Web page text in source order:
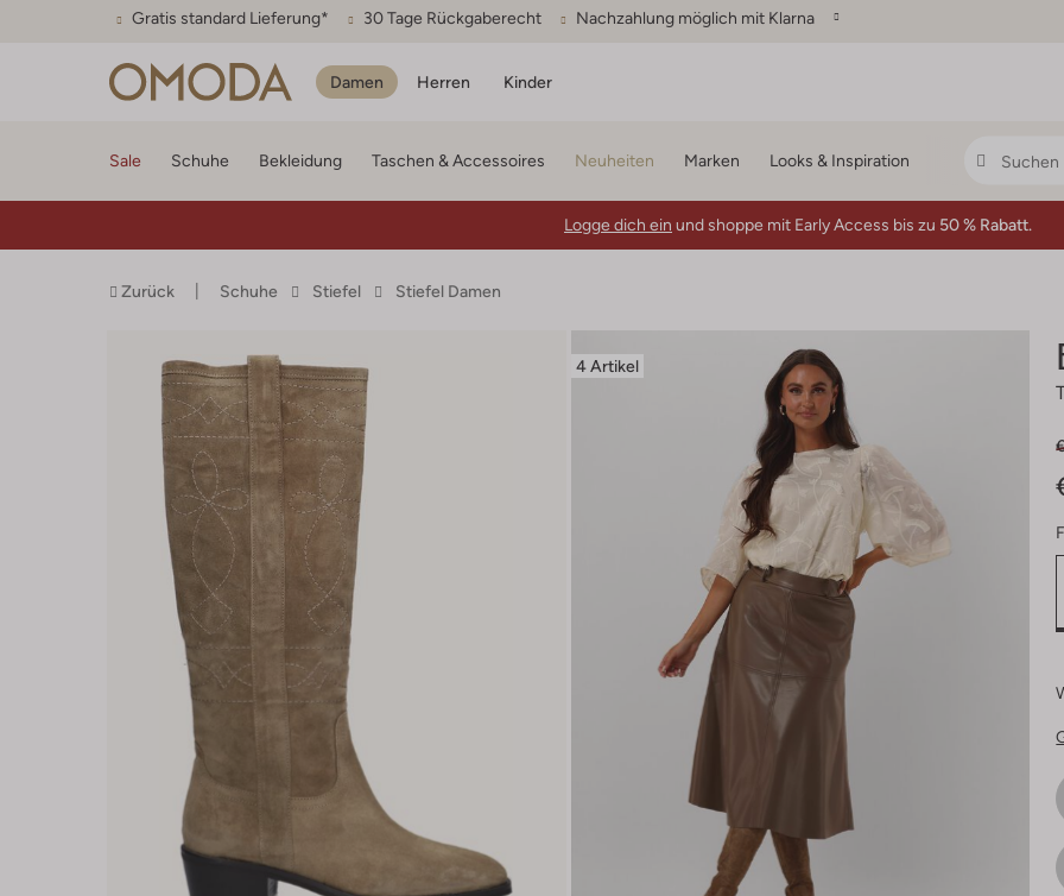
Gratis standard Lieferung* 30 Tage Rückgaberecht Nachzahlung möglich mit Klarna
Damen Herren Kinder
Sale Schuhe Bekleidung Taschen & Accessoires Neuheiten Marken Looks & Inspiration
Logge dich ein und shoppe mit Early Access bis zu 50 % Rabatt.
Zurück Schuhe Stiefel Stiefel Damen
4 Artikel